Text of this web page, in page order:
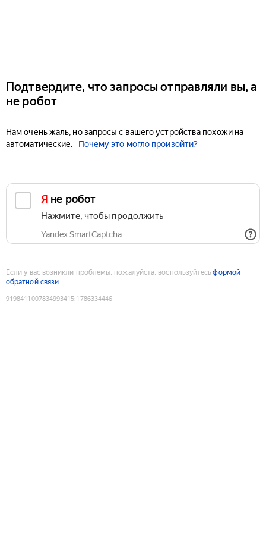
Подтвердите, что запросы отправляли вы, а
не робот
Нам очень жаль, но запросы с вашего устройства похожи на
автоматические.
Почему это могло произойти?
Я не робот
Нажмите, чтобы продолжить
Yandex SmartCaptcha
Если у вас возникли проблемы, пожалуйста, воспользуйтесьформой
обратной связи
9198411007834993415:1786334446